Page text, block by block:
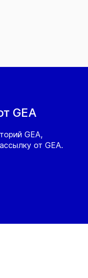
GEA
GEA,
от GEA.